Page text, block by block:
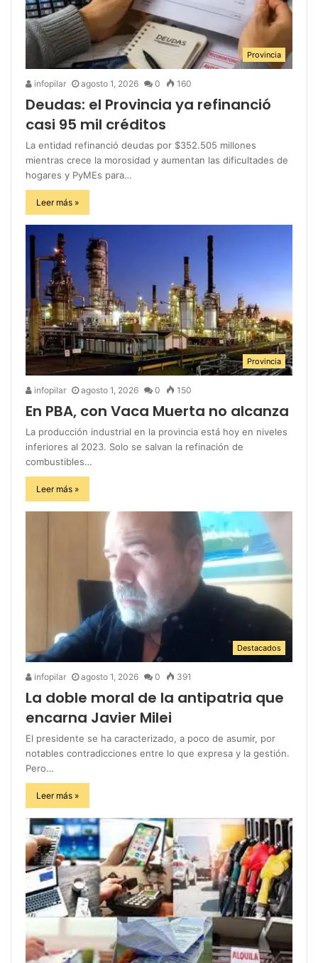
Provincia
infopilar agosto 1, 2026 0 160
Deudas: el Provincia ya refinanció
casi 95 mil créditos
La entidad refinanció deudas por $352.505 millones
mientras crece la morosidad y aumentan las dificultades de
hogares y PyMEs para…
Leer más »
Provincia
infopilar agosto 1, 2026 0 150
En PBA, con Vaca Muerta no alcanza
La producción industrial en la provincia está hoy en niveles
inferiores al 2023. Solo se salvan la refinación de
combustibles…
Leer más »
Destacados
infopilar agosto 1, 2026 0 391
La doble moral de la antipatria que
encarna Javier Milei
El presidente se ha caracterizado, a poco de asumir, por
notables contradicciones entre lo que expresa y la gestión.
Pero…
Leer más »